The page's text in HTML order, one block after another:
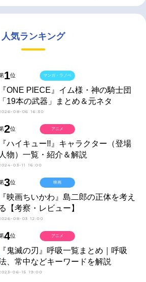
人気ランキング
1位
『ONE PIECE』イム様・神の騎士団
「19本の武器」まとめ＆元ネタ
08-06 16:30
マンガ・ラノベ
2位
『ハイキュー!!』キャラクター（登場
人物）一覧・紹介＆解説
03-11 16:00
アニメ
3位
『映画ちいかわ』島二郎の正体を考え
る【考察・レビュー】
08-03 12:00
映画
4位
『鬼滅の刃』呼吸一覧まとめ｜呼吸
、常中などキーワードを解説
06-15 19:00
アニメ